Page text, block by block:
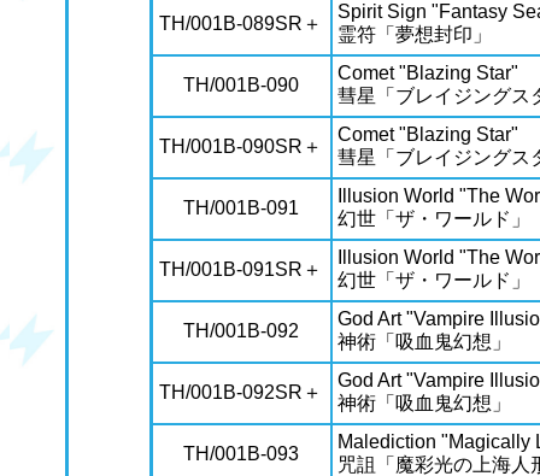
TH/001B-089SR＋
Spirit Sign "Fantasy
霊符「夢想封印」
TH/001B-090
Comet "Blazing Star"
彗星「ブレイジングス
TH/001B-090SR＋
Comet "Blazing Star"
彗星「ブレイジングス
TH/001B-091
Illusion World "The
幻世「ザ・ワールド」
TH/001B-091SR＋
Illusion World "The
幻世「ザ・ワールド」
TH/001B-092
God Art "Vampire
神術「吸血鬼幻想」
TH/001B-092SR＋
God Art "Vampire
神術「吸血鬼幻想」
TH/001B-093
Malediction "Magically
咒詛「魔彩光の上海人